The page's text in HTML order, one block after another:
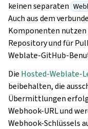
keinen separaten
Auch aus dem
Komponenten nutzen
Repository und für
Weblate-GitHub-
Die Hosted-Weblate-
beibehalten, die
Übermittlungen
Webhook-URL und
Webhook-Schlüssels